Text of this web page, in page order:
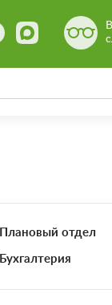
Плановый отдел
Бухгалтерия